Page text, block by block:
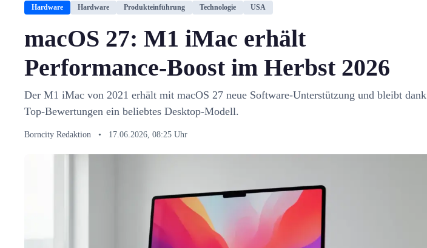
Hardware Hardware Produkteinführung Technologie USA
macOS 27: M1 iMac erhält
Performance-Boost im Herbst 2026
Der M1 iMac von 2021 erhält mit macOS 27 neue Software-Unterstützung und bleibt dank
Top-Bewertungen ein beliebtes Desktop-Modell.
Borncity Redaktion • 17.06.2026, 08:25 Uhr